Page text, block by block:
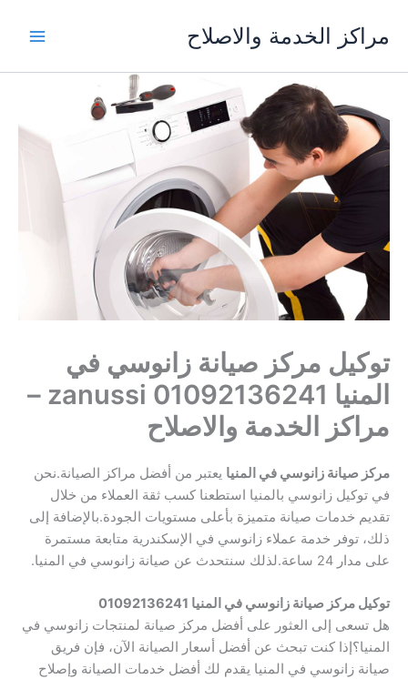
المحتوى
مراكز الخدمة والاصلاح
توكيل مركز صيانة زانوسي في
المنيا 01092136241 zanussi –
مراكز الخدمة والاصلاح
مركز صيانة زانوسي في المنيا يعتبر من أفضل مراكز الصيانة.نحن
في توكيل زانوسي بالمنيا استطعنا كسب ثقة العملاء من خلال
تقديم خدمات صيانة متميزة بأعلى مستويات الجودة.بالإضافة إلى
ذلك، توفر خدمة عملاء زانوسي في الإسكندرية متابعة مستمرة
على مدار 24 ساعة.لذلك سنتحدث عن صيانة زانوسي في المنيا.
توكيل مركز صيانة زانوسي في المنيا 01092136241
هل تسعى إلى العثور على أفضل مركز صيانة لمنتجات زانوسي في
المنيا؟إذا كنت تبحث عن أفضل أسعار الصيانة الآن، فإن فريق
صيانة زانوسي في المنيا يقدم لك أفضل خدمات الصيانة وإصلاح